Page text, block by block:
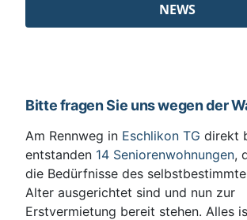
NEWS
Bitte fragen Sie uns wegen der
Am Rennweg in Eschlikon TG direkt
entstanden 14 Seniorenwohnungen,
die Bedürfnisse des
Alter ausgerichtet sind und nun zur
Erstvermietung bereit stehen. Alles